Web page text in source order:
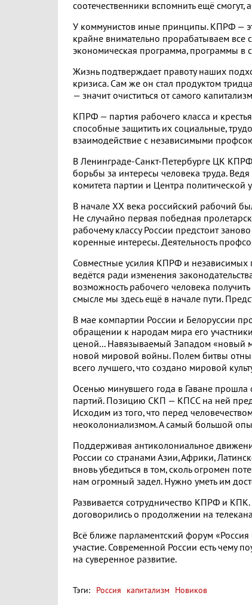
соотечественники вспомнить ещё смогут,
У коммунистов иные принципы. КПРФ —
крайне внимательно прорабатываем
экономическая программа, программы в
Жизнь подтверждает правоту наших
кризиса. Сам же он стал продуктом
— значит очиститься от самого
КПРФ — партия рабочего класса и
способные защитить их социальные,
взаимодействие с независимыми
В Ленинграде-Санкт-Петербурге ЦК
борьбы за интересы человека труда.
комитета партии и Центра
В начале ХХ века российский рабочий
Не случайно первая победная
рабочему классу России предстоит
коренные интересы. Деятельность
Совместные усилия КПРФ и
ведётся ради изменения
возможность рабочего человека
смысле мы здесь ещё в начале пути.
В мае компартии России и Белоруссии
обращении к народам мира его
ценой... Навязываемый Западом «новый
новой мировой войны. Полем битвы
всего лучшего, что создано мировой
Осенью минувшего года в Гаване
партий. Позицию СКП — КПСС на ней
Исходим из того, что перед
неоколониализмом. А самый большой
Поддерживая антиколониальное
России со странами Азии, Африки,
вновь убедиться в том, сколь огромен
нам огромный задел. Нужно уметь им
Развивается сотрудничество КПРФ и
договорились о продолжении на
Всё ближе парламентский форум
участие. Современной России есть чему
на суверенное развитие.
Тэги: Россия капитализм
Новиков